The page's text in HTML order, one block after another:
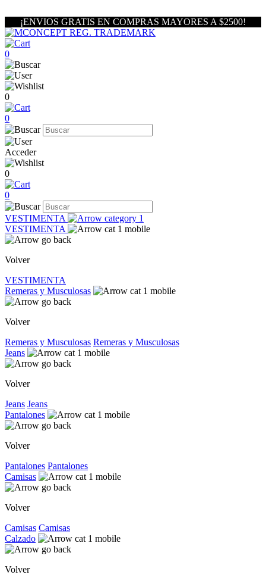
¡ENVIOS GRATIS EN COMPRAS MAYORES A $2500!
0
0
0
Acceder
0
0
VESTIMENTA
VESTIMENTA
Volver
VESTIMENTA
Remeras y Musculosas
Volver
Remeras y Musculosas Remeras y Musculosas
Jeans
Volver
Jeans Jeans
Pantalones
Volver
Pantalones Pantalones
Camisas
Volver
Camisas Camisas
Calzado
Volver